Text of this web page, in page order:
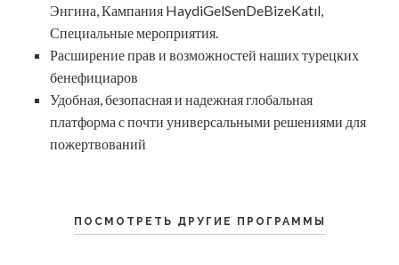
Энгина, Кампания HaydiGelSenDeBizeKatıl,
Специальные мероприятия.
Расширение прав и возможностей наших турецких
бенефициаров
Удобная, безопасная и надежная глобальная
платформа с почти универсальными решениями для
пожертвований
ПОСМОТРЕТЬ ДРУГИЕ ПРОГРАММЫ